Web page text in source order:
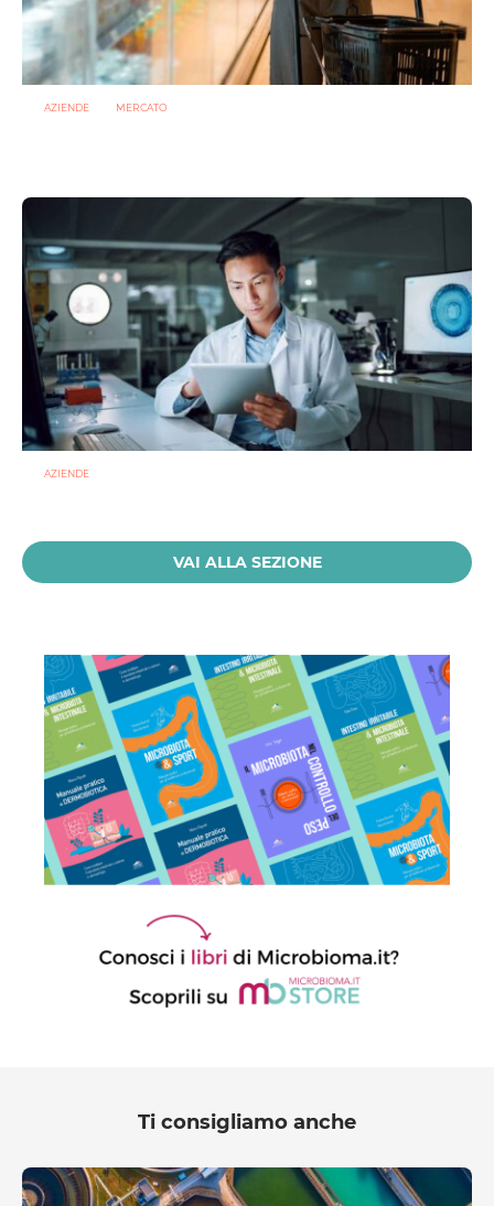
AZIENDE MERCATO
AZIENDE
VAI ALLA SEZIONE
Ti consigliamo anche